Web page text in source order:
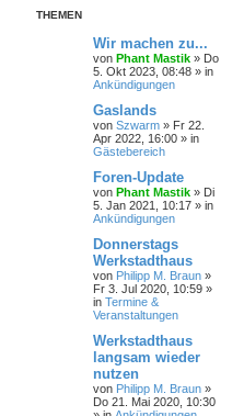
THEMEN
Wir machen zu...
von Phant Mastik » Do
5. Okt 2023, 08:48 » in
Ankündigungen
Gaslands
von Szwarm » Fr 22.
Apr 2022, 16:00 » in
Gästebereich
Foren-Update
von Phant Mastik » Di
5. Jan 2021, 10:17 » in
Ankündigungen
Donnerstags
Werkstadthaus
von Philipp M. Braun »
Fr 3. Jul 2020, 10:59 »
in Termine &
Veranstaltungen
Werkstadthaus
langsam wieder
nutzen
von Philipp M. Braun »
Do 21. Mai 2020, 10:30